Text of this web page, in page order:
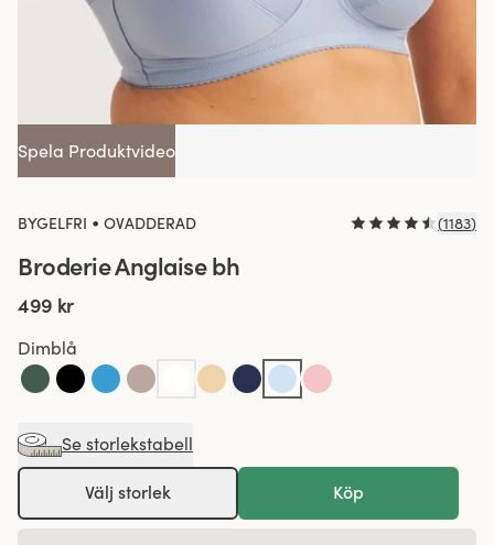
Spela Produktvideo
BYGELFRI • OVADDERAD (1183)
Broderie Anglaise bh
499 kr
Dimblå
Se storlekstabell
Välj storlek Köp